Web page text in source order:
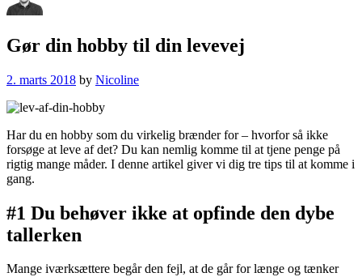
Gør din hobby til din levevej
2. marts 2018 by Nicoline
Har du en hobby som du virkelig brænder for – hvorfor så ikke
forsøge at leve af det? Du kan nemlig komme til at tjene penge på
rigtig mange måder. I denne artikel giver vi dig tre tips til at komme i
gang.
#1 Du behøver ikke at opfinde den dybe
tallerken
Mange iværksættere begår den fejl, at de går for længe og tænker